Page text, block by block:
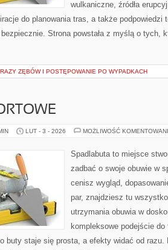
wulkaniczne, źródła
do planowania tras, a także podpowiedzi
Strona powstała z myślą o tych,
ZĘBÓW I POSTĘPOWANIE PO WYPADKACH
LUT - 3 - 2026 MOŻLIWOŚĆ
Spadlabuta to miejsce
zadbać o swoje obuwie w
cenisz wygląd,
par, znajdziesz tu
utrzymania obuwia w
kompleksowe podejście
buty staje się prosta, a efekty widać od razu.